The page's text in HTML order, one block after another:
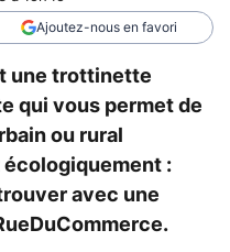
Ajoutez-nous en favori
une trottinette
qui vous permet de
ou rural
:
avec une